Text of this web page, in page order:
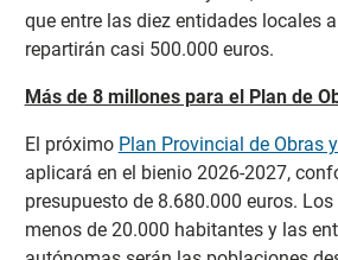
que entre las diez entidades locales
repartirán casi 500.000 euros.
Más de 8 millones para el Plan de
El próximo Plan Provincial de Obras
aplicará en el bienio 2026-2027,
presupuesto de 8.680.000 euros.
menos de 20.000 habitantes y las